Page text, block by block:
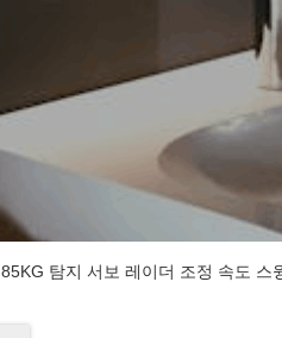
85KG 탐지 서보 레이더 조정 속도 스